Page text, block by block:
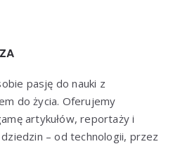
pasję do nauki z
do życia. Oferujemy
artykułów, reportaży i
– od technologii, przez